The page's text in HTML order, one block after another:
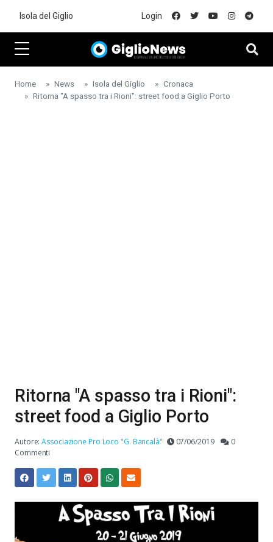
Isola del Giglio Login
Home News Isola del Giglio
Cronaca
Ritorna "A spasso tra i Rioni": street food a Giglio Porto
Ritorna "A spasso tra i Rioni":
street food a Giglio Porto
Autore:Associazione Pro Loco "G. Bancalà" 07/06/2019
0
Commenti